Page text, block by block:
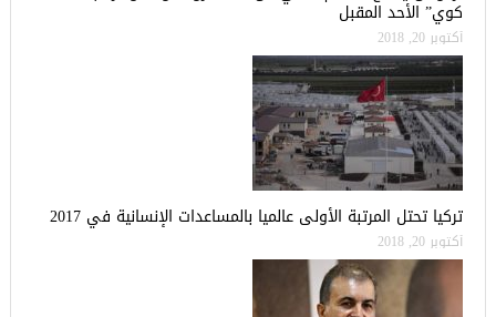
كوي” الأحد المقبل
أكتوبر 20, 2018
تركيا تحتل المرتبة الأولى عالميا بالمساعدات الإنسانية في 2017
أكتوبر 20, 2018